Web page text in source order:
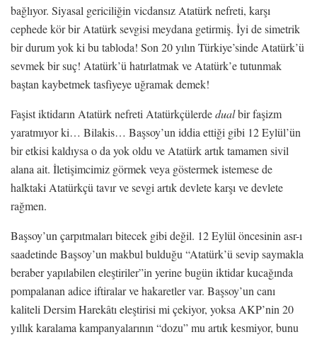
bağlıyor. Siyasal gericiliğin vicdansız Atatürk nefreti, karşı
cephede kör bir Atatürk sevgisi meydana getirmiş. İyi de simetrik
bir durum yok ki bu tabloda! Son 20 yılın Türkiye’sinde Atatürk’ü
sevmek bir suç! Atatürk’ü hatırlatmak ve Atatürk’e tutunmak
baştan kaybetmek tasfiyeye uğramak demek!
Faşist iktidarın Atatürk nefreti Atatürkçülerdedualbir faşizm
yaratmıyor ki… Bilakis… Başsoy’un iddia ettiği gibi 12 Eylül’ün
bir etkisi kaldıysa o da yok oldu ve Atatürk artık tamamen sivil
alana ait. İletişimcimiz görmek veya göstermek istemese de
halktaki Atatürkçü tavır ve sevgi artık devlete karşı ve devlete
rağmen.
Başsoy’un çarpıtmaları bitecek gibi değil. 12 Eylül öncesinin asr-ı
saadetinde Başsoy’un makbul bulduğu “Atatürk’ü sevip saymakla
beraber yapılabilen eleştiriler”in yerine bugün iktidar kucağında
pompalanan adice iftiralar ve hakaretler var. Başsoy’un canı
kaliteli Dersim Harekâtı eleştirisi mi çekiyor, yoksa AKP’nin 20
yıllık karalama kampanyalarının “dozu” mu artık kesmiyor, bunu